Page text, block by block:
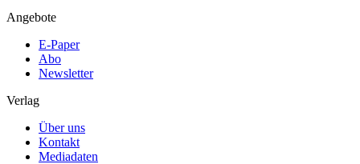
Angebote
E-Paper
Abo
Newsletter
Verlag
Über uns
Kontakt
Mediadaten